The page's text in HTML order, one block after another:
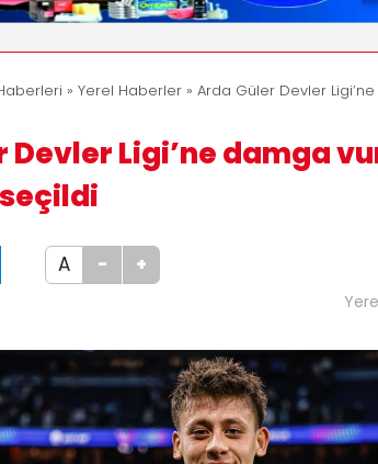
» Yerel Haberler » Arda Güler Devler
Devler Ligi’ne damga
A - +